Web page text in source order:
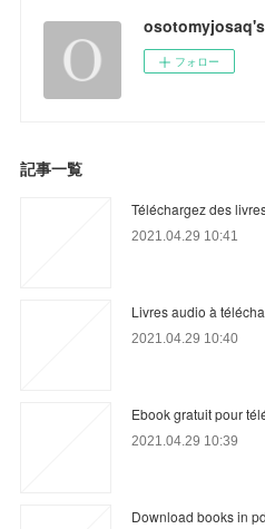
フォロー
記事一覧
Téléchargez des
2021.04.29 10:41
Livres audio à
2021.04.29 10:40
Ebook gratuit pour
2021.04.29 10:39
Download books in